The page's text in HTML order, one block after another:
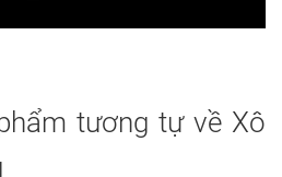
tương tự về Xô